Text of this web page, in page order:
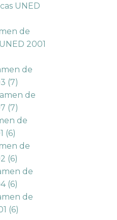
UNED
de
2001
de
(7)
de
(7)
de
(6)
de
(6)
de
(6)
de
(6)